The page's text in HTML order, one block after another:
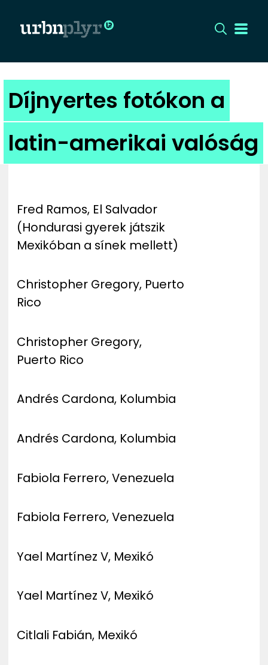
CÍMLAP
DIZÁJN
DIVAT
KULT
UTCA
ZENE
ADATKEZELÉSI TÁJÉKOZTATÓ
Díjnyertes fotókon a
latin-amerikai valóság
Fred Ramos, El Salvador
(Hondurasi gyerek játszik
Mexikóban a sínek mellett)
Christopher Gregory, Puerto
Rico
Christopher Gregory,
Puerto Rico
Andrés Cardona, Kolumbia
Andrés Cardona, Kolumbia
Fabiola Ferrero, Venezuela
Fabiola Ferrero, Venezuela
Yael Martínez V, Mexikó
Yael Martínez V, Mexikó
Citlali Fabián, Mexikó